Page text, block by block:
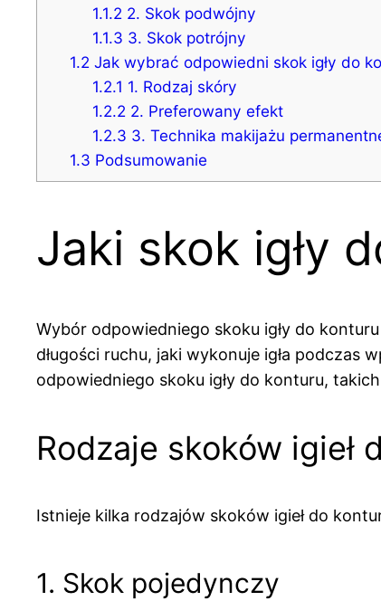
1.1.2 2. Skok podwójny
1.1.3 3. Skok potrójny
1.2Jak wybrać odpowiedni skok igły do
1.2.1 1. Rodzaj skóry
1.2.2 2. Preferowany efekt
1.2.3 3. Technika makijażu
1.3 Podsumowanie
Jaki skok igły
Wybór odpowiedniego skoku igły do
długości ruchu, jaki wykonuje igła
odpowiedniego skoku igły do konturu,
Rodzaje skoków igieł
Istnieje kilka rodzajów skoków igieł do
1. Skok pojedynczy